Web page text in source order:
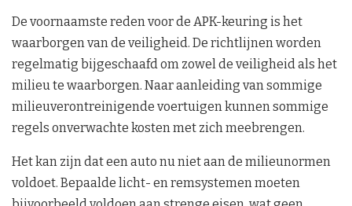
De voornaamste reden voor de APK-keuring is het
waarborgen van de veiligheid. De richtlijnen worden
regelmatig bijgeschaafd om zowel de veiligheid als het
milieu te waarborgen. Naar aanleiding van sommige
milieuverontreinigende voertuigen kunnen sommige
regels onverwachte kosten met zich meebrengen.
Het kan zijn dat een auto nu niet aan de milieunormen
voldoet. Bepaalde licht- en remsystemen moeten